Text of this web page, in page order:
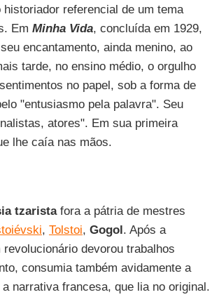
referencial de um tema
Em Minha Vida, concluída em 1929,
encantamento, ainda menino, ao
tarde, no ensino médio, o orgulho
no papel, sob a forma de
"entusiasmo pela palavra". Seu
atores". Em sua primeira
lhe caía nas mãos.
tzaristafora a pátria de mestres
, Tolstoi, Gogol. Após a
devorou trabalhos
consumia também avidamente a
narrativa francesa, que lia no original.